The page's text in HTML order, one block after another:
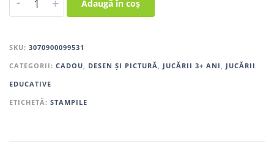
Adaugă în coș
SKU: 3070900099531
CATEGORII: CADOU DESEN ȘI PICTURĂ JUCĂRII 3+ ANI
JUCĂRII
EDUCATIVE
ETICHETĂ: STAMPILE